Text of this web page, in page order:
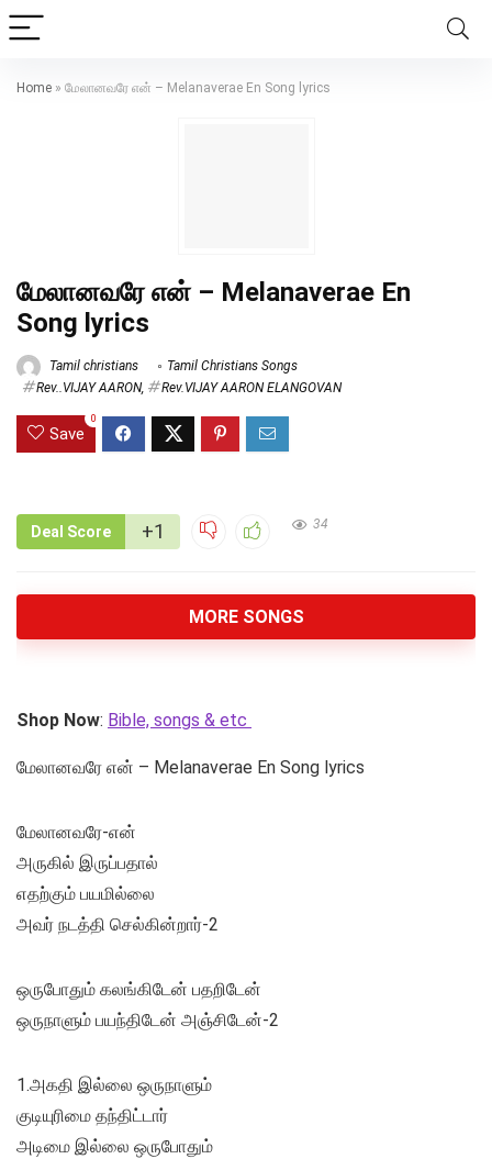
Home » மேலானவரே என் – Melanaverae En Song lyrics
மேலானவரே என் – Melanaverae En
Song lyrics
Tamil christians
Tamil Christians Songs
Rev..VIJAY AARON, Rev.VIJAY AARON ELANGOVAN
Save
0
Deal Score +1 34
MORE SONGS
Shop Now: Bible, songs & etc
மேலானவரே என் – Melanaverae En Song lyrics
மேலானவரே-என்
அருகில் இருப்பதால்
எதற்கும் பயமில்லை
அவர் நடத்தி செல்கின்றார்-2
ஒருபோதும் கலங்கிடேன் பதறிடேன்
ஒருநாளும் பயந்திடேன் அஞ்சிடேன்-2
1.அகதி இல்லை ஒருநாளும்
குடியுரிமை தந்திட்டார்
அடிமை இல்லை ஒருபோதும்